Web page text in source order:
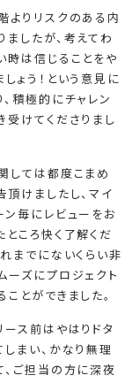
よりリスクのある内
ましたが、考えてわ
時は信じることをや
しょう！という意見に
、積極的にチャレン
受けてくださりまし
しては都度こまめ
頂けましたし、マイ
ン毎にレビューをお
ところ快く了解くだ
れまでにないくらい非
ーズにプロジェクト
ことができました。
ース前はやはりドタ
しまい、かなり無理
、ご担当の方に深夜